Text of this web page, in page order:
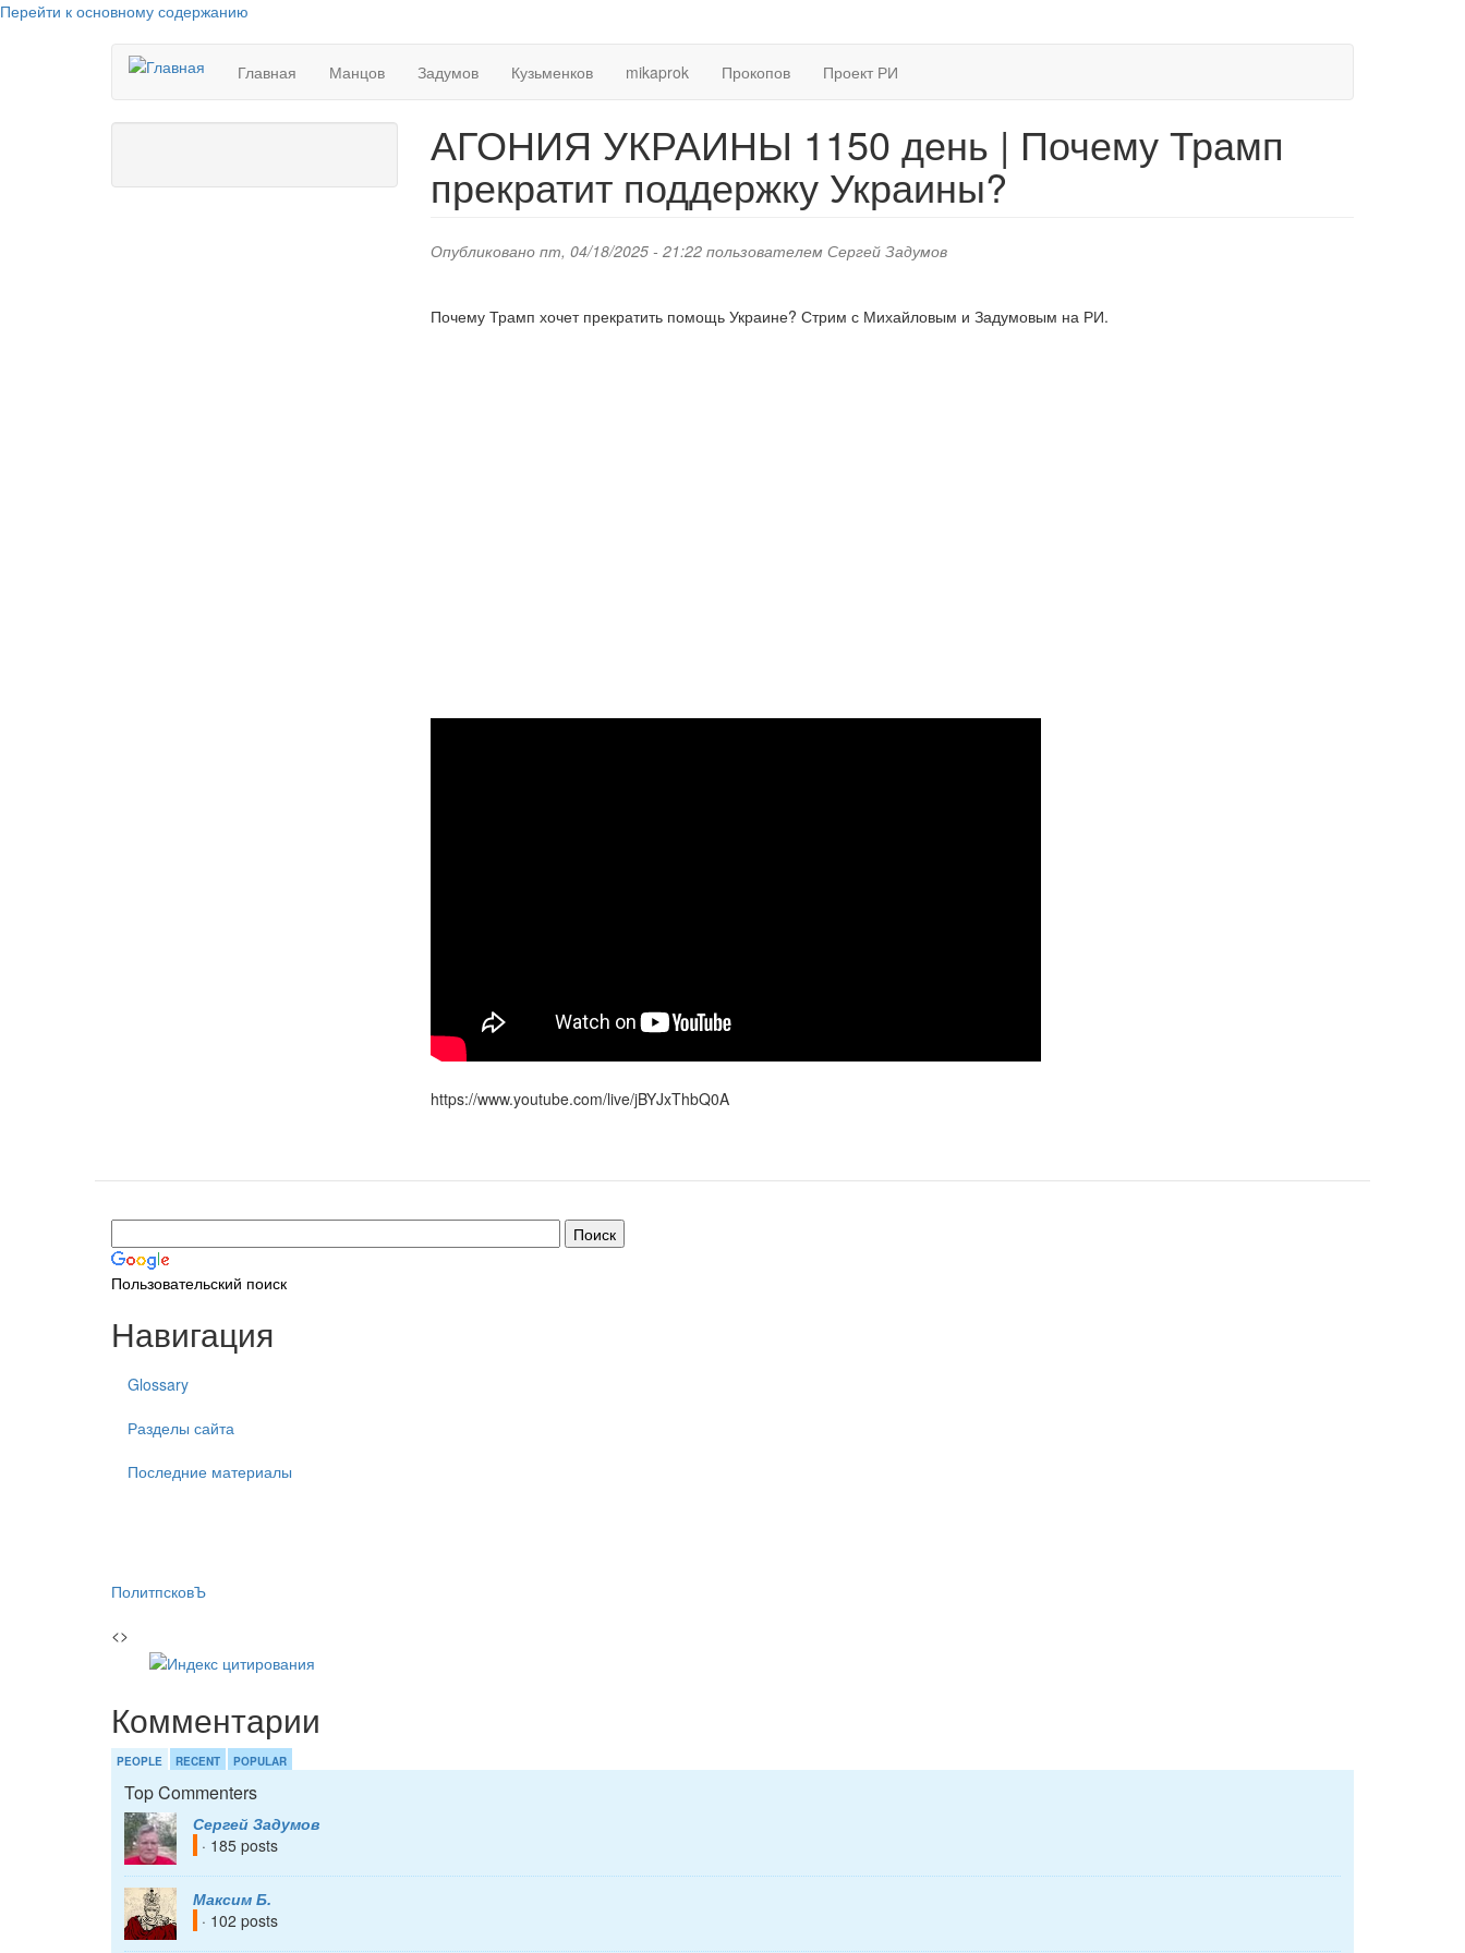
Перейти к основному содержанию
Главная Манцов Задумов Кузьменков mikaprok Прокопов Проект РИ
АГОНИЯ УКРАИНЫ 1150 день | Почему Трамп
прекратит поддержку Украины?
Опубликовано пт, 04/18/2025 - 21:22 пользователем Сергей Задумов
Почему Трамп хочет прекратить помощь Украине? Стрим с Михайловым и Задумовым на РИ.
https://www.youtube.com/live/jBYJxThbQ0A
Пользовательский поиск
Навигация
Glossary
Разделы сайта
Последние материалы
ПолитпсковЪ
<>
Комментарии
PEOPLE RECENT POPULAR
Top Commenters
Сергей Задумов
· 185 posts
Максим Б.
· 102 posts